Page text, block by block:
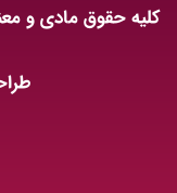
کلیه حقوق مادی و